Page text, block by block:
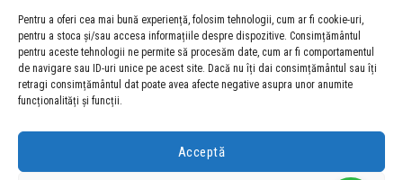
Pentru a oferi cea mai bună experiență, folosim tehnologii, cum ar fi cookie-uri,
pentru a stoca și/sau accesa informațiile despre dispozitive. Consimțământul
pentru aceste tehnologii ne permite să procesăm date, cum ar fi comportamentul
de navigare sau ID-uri unice pe acest site. Dacă nu îți dai consimțământul sau îți
retragi consimțământul dat poate avea afecte negative asupra unor anumite
funcționalități și funcții.
Acceptă
e
b
o
o
t
u
b
e
t
a
g
r
m
Descărcați programul NonVisual Desktop Acces, care oferă
persoanelor cu dizabilități vizuale posibilitatea de a consulta site-ul
nostru. DESCARCĂ AICI
COPYRIGHT © 2026 ŞCOALA GIMNAZIALĂ “LUCIAN GRIGORESCU” MEDGIDIA